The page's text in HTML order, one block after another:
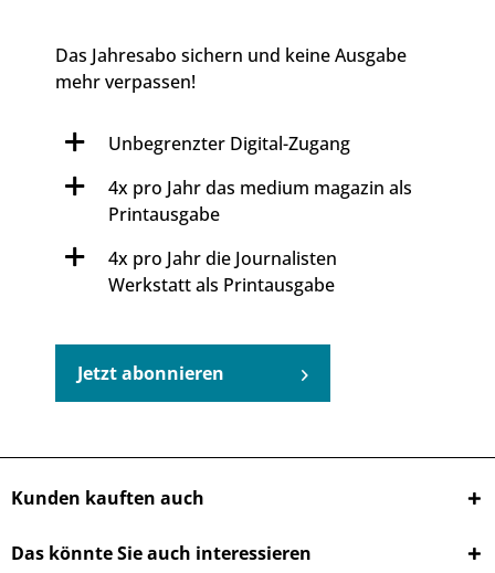
Das Jahresabo sichern und keine Ausgabe
mehr verpassen!
Unbegrenzter Digital-Zugang
4x pro Jahr das medium magazin als
Printausgabe
4x pro Jahr die Journalisten
Werkstatt als Printausgabe
Jetzt abonnieren
Kunden kauften auch
Das könnte Sie auch interessieren